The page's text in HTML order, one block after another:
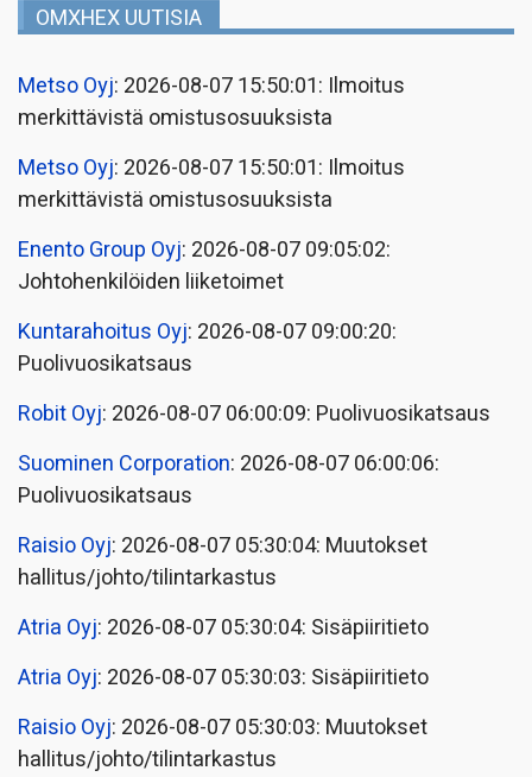
OMXHEX UUTISIA
Metso Oyj: 2026-08-07 15:50:01: Ilmoitus
merkittävistä omistusosuuksista
Metso Oyj: 2026-08-07 15:50:01: Ilmoitus
merkittävistä omistusosuuksista
Enento Group Oyj: 2026-08-07 09:05:02:
Johtohenkilöiden liiketoimet
Kuntarahoitus Oyj: 2026-08-07 09:00:20:
Puolivuosikatsaus
Robit Oyj: 2026-08-07 06:00:09: Puolivuosikatsaus
Suominen Corporation: 2026-08-07 06:00:06:
Puolivuosikatsaus
Raisio Oyj: 2026-08-07 05:30:04: Muutokset
hallitus/johto/tilintarkastus
Atria Oyj: 2026-08-07 05:30:04: Sisäpiiritieto
Atria Oyj: 2026-08-07 05:30:03: Sisäpiiritieto
Raisio Oyj: 2026-08-07 05:30:03: Muutokset
hallitus/johto/tilintarkastus